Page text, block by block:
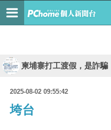
柬埔寨打工渡假，是詐騙
2025-08-02 09:55:42
垮台